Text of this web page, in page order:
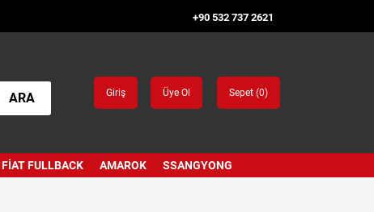
+90 532 737 2621
ARA Giriş Üye Ol Sepet (0)
FIAT FULLBACK AMAROK SSANGYONG